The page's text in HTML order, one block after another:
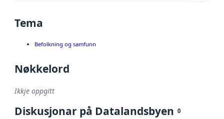
Tema
Befolkning og samfunn
Nøkkelord
Ikkje oppgitt
Diskusjonar på Datalandsbyen 0